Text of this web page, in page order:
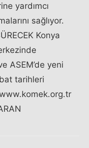
yardımcı
sağlıyor.
Konya
ASEM’de yeni
tarihleri